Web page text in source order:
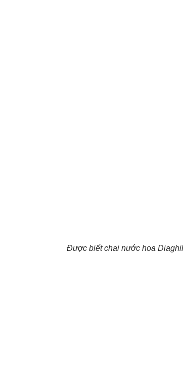
Được biết chai nước hoa